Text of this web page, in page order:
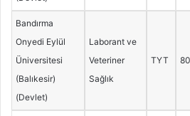
Bandırma
Onyedi Eylül
Üniversitesi
(Balıkesir)
(Devlet)
Laborant ve
Veteriner
Sağlık
TYT